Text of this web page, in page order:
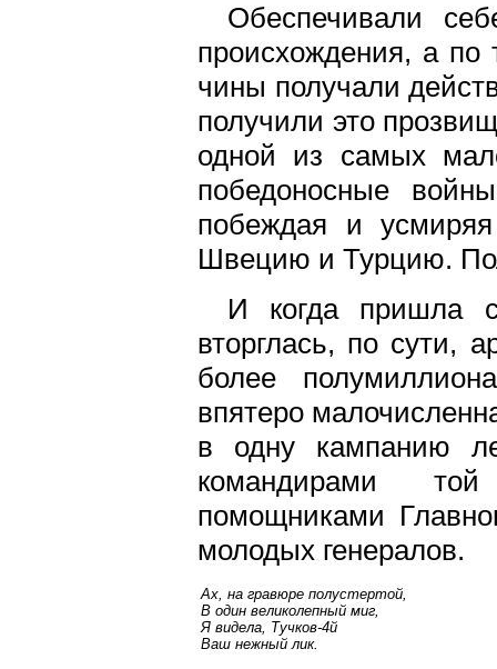
Обеспечивали
происхождения, а по
чины получали
получили это
одной из самых
победоносные
побеждая и
Швецию и Турцию.
И когда пришла
вторглась, по сути,
более
впятеро
в одну кампанию
командирами
помощниками
молодых генералов.
Ах, на гравюре полустертой,
В один великолепный миг,
Я видела, Тучков-4й
Ваш нежный лик.